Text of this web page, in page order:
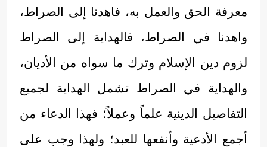
معرفة الحق والعمل به، فاهدنا إلى الصراط،
واهدنا في الصراط، فالهداية إلى الصراط
لزوم دين الإسلام وترك ما سواه من الأديان،
والهداية في الصراط تشمل الهداية لجميع
التفاصيل الدينية علماً وعملاً؛ فهذا الدعاء من
أجمع الأدعية وأنفعها للعبد؛ ولهذا وجب على